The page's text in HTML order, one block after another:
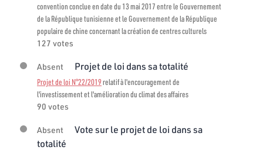
convention conclue en date du 13 mai 2017 entre le Gouvernement
de la République tunisienne et le Gouvernement de la République
populaire de chine concernant la création de centres culturels
127 votes
Absent Projet de loi dans sa totalité
Projet de loi N°22/2019relatif à l'encouragement de
l'investissement et l'amélioration du climat des affaires
90 votes
Absent
Vote sur le projet de loi dans sa
totalité